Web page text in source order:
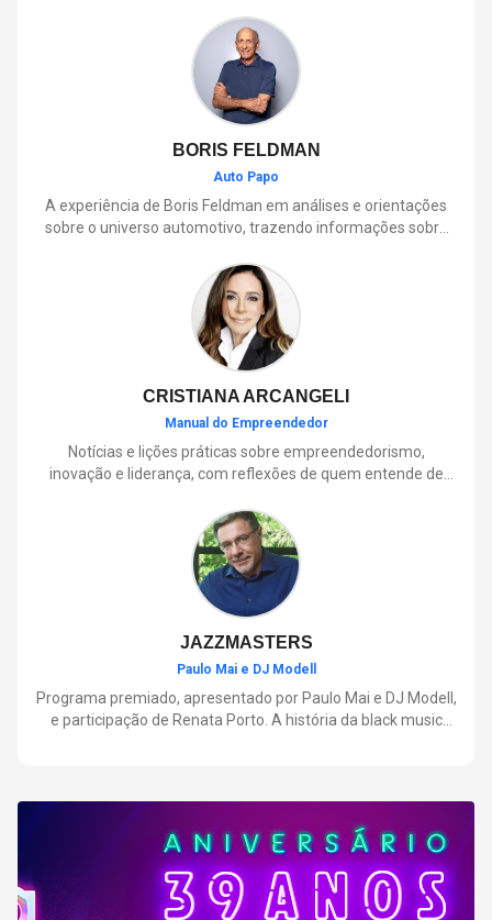
BORIS FELDMAN
Auto Papo
A experiência de Boris Feldman em análises e orientações
sobre o universo automotivo, trazendo informações sobre
que envolve o dia a dia dos motoristas.
CRISTIANA ARCANGELI
Manual do Empreendedor
Notícias e lições práticas sobre empreendedorismo,
inovação e liderança, com reflexões de quem entende de
JAZZMASTERS
Paulo Mai e DJ Modell
Programa premiado, apresentado por Paulo Mai e DJ Modell,
e participação de Renata Porto. A história da black music